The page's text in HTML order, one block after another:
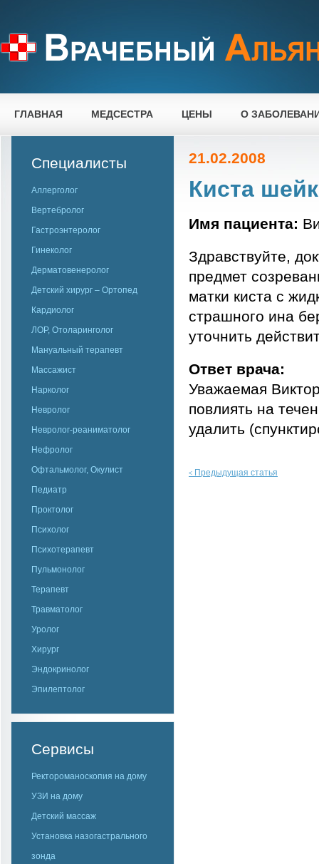
ГЛАВНАЯ МЕДСЕСТРА ЦЕНЫ О
Специалисты
Аллерголог
Вертебролог
Гастроэнтеролог
Гинеколог
Дерматовенеролог
Детский хирург – Ортопед
Кардиолог
ЛОР, Отоларинголог
Мануальный терапевт
Массажист
Нарколог
Невролог
Невролог-реаниматолог
Нефролог
Офтальмолог, Окулист
Педиатр
Проктолог
Психолог
Психотерапевт
Пульмонолог
Терапевт
Травматолог
Уролог
Хирург
Эндокринолог
Эпилептолог
Сервисы
Ректороманоскопия на дому
УЗИ на дому
Детский массаж
Установка назогастрального
зонда
21.02.2008
Киста
Имя пациента:
Здравствуйте,
предмет
матки киста с
страшного ина
уточнить
Ответ врача:
Уважаемая
повлиять на
удалить
< Предыдущая статья